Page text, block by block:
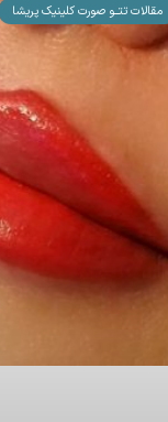
مقالات تتــو صورت کلینیک پریشا